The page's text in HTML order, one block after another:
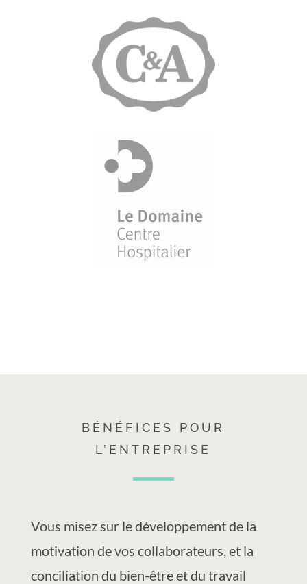
BÉNÉFICES POUR
L’ENTREPRISE
Vous misez sur le développement de la
motivation de vos collaborateurs, et la
conciliation du bien-être et du travail